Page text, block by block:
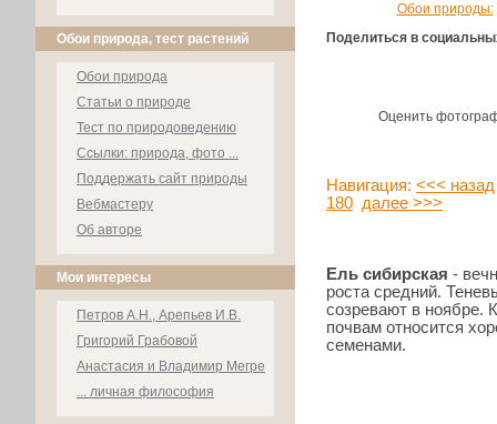
Обои природа, тест растений
Обои природа
Статьи о природе
Тест по природоведению
Ссылки: природа, фото ...
Поддержать сайт природы
Вебмастеру
Об авторе
Мои интересы
Петров А.Н., Арепьев И.В.
Григорий Грабовой
Анастасия и Владимир Мегре
... личная философия
Обои природы:
Поделиться в
Оценить
Навигация: <<< назад
180 далее >>>
Ель сибирская -
роста средний.
созревают в ноябре.
почвам относится
семенами.